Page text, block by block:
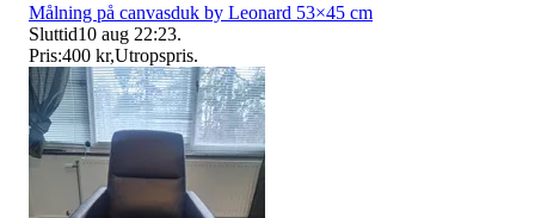
Målning på canvasduk by Leonard 53×45 cm
Sluttid10 aug 22:23.
Pris:400 kr,Utropspris.